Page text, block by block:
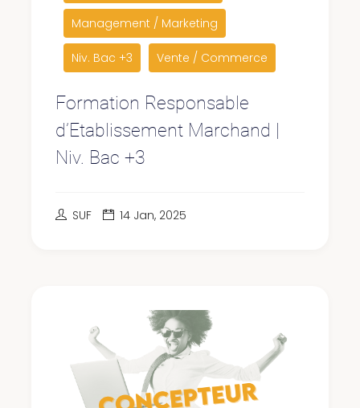
Management / Marketing
Niv. Bac +3 Vente / Commerce
Formation Responsable
d’Etablissement Marchand |
Niv. Bac +3
SUF 14 Jan, 2025